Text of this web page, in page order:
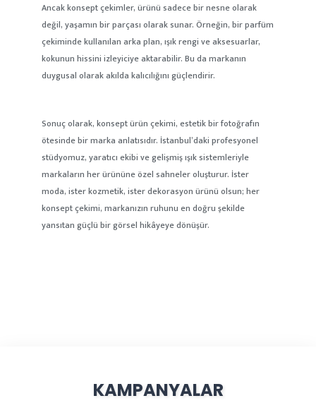
Ancak konsept çekimler, ürünü sadece bir nesne olarak
değil, yaşamın bir parçası olarak sunar. Örneğin, bir parfüm
çekiminde kullanılan arka plan, ışık rengi ve aksesuarlar,
kokunun hissini izleyiciye aktarabilir. Bu da markanın
duygusal olarak akılda kalıcılığını güçlendirir.
Sonuç olarak, konsept ürün çekimi, estetik bir fotoğrafın
ötesinde bir marka anlatısıdır. İstanbul’daki profesyonel
stüdyomuz, yaratıcı ekibi ve gelişmiş ışık sistemleriyle
markaların her ürününe özel sahneler oluşturur. İster
moda, ister kozmetik, ister dekorasyon ürünü olsun; her
konsept çekimi, markanızın ruhunu en doğru şekilde
yansıtan güçlü bir görsel hikâyeye dönüşür.
KAMPANYALAR